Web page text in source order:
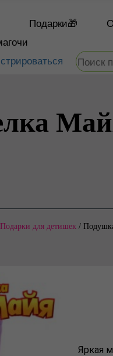
Подарки🎁
Подарки для детишек /
Яркая